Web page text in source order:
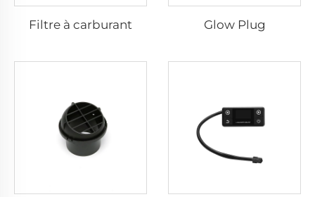
Filtre à carburant Glow Plug